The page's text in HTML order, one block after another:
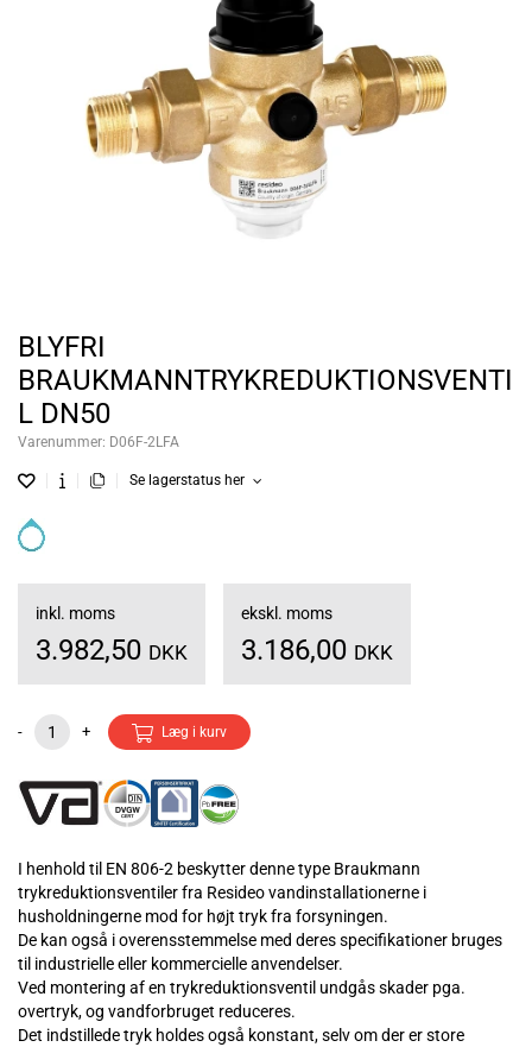
BLYFRI
BRAUKMANNTRYKREDUKTIONSVENTI
L DN50
Varenummer: D06F-2LFA
Se lagerstatus her
inkl. moms
3.982,50 DKK
ekskl. moms
3.186,00 DKK
- + Læg i kurv
I henhold til EN 806-2 beskytter denne type Braukmann
trykreduktionsventiler fra Resideo vandinstallationerne i
husholdningerne mod for højt tryk fra forsyningen.
De kan også i overensstemmelse med deres specifikationer bruges
til industrielle eller kommercielle anvendelser.
Ved montering af en trykreduktionsventil undgås skader pga.
overtryk, og vandforbruget reduceres.
Det indstillede tryk holdes også konstant, selv om der er store